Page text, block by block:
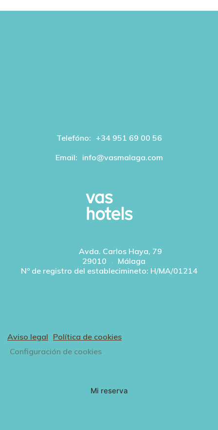
Telefóno: +34 951 69 00 56
Email: info@vasmalaga.com
Avda. Carlos Haya, 79
29010
Málaga
Nº de registro del establecimineto: H/MA/01214
Aviso legal Política de cookies
Configuración de cookies
Mi reserva